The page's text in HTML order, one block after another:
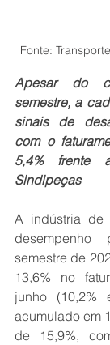
Fonte:
Apesar do
semestre, a
sinais de
com o
5,4% frente
Sindipeças
A indústria de
desempenho
semestre de
13,6% no
junho (10,2%
acumulado em
de 15,9%,